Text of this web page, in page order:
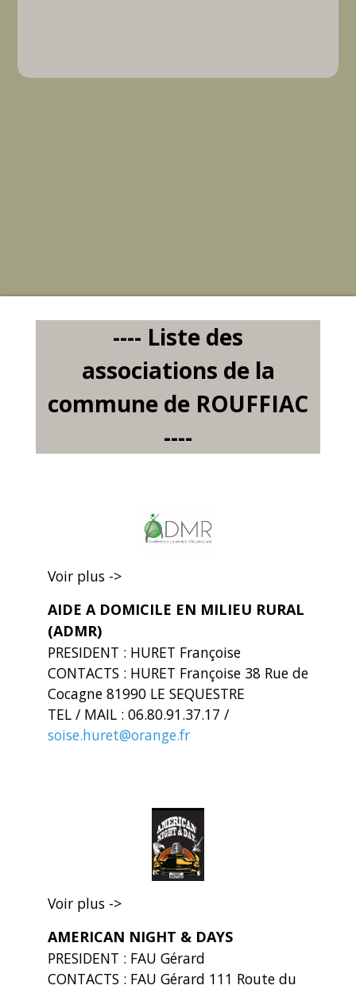
---- Liste des
associations de la
commune de ROUFFIAC
----
Voir plus ->
AIDE A DOMICILE EN MILIEU RURAL
(ADMR)
PRESIDENT : HURET Françoise
CONTACTS : HURET Françoise 38 Rue de
Cocagne 81990 LE SEQUESTRE
TEL / MAIL : 06.80.91.37.17 /
soise.huret@orange.fr
Voir plus ->
AMERICAN NIGHT & DAYS
PRESIDENT : FAU Gérard
CONTACTS : FAU Gérard 111 Route du